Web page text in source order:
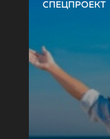
СПЕЦПРОЕКТ